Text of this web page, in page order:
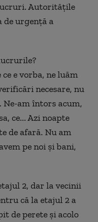
Autoritățile
urgență a
e vorba, ne luăm
necesare, nu
am întors acum,
ce... Azi noapte
de afară. Nu am
pe noi și bani,
2, dar la vecinii
că la etajul 2 a
de perete și acolo